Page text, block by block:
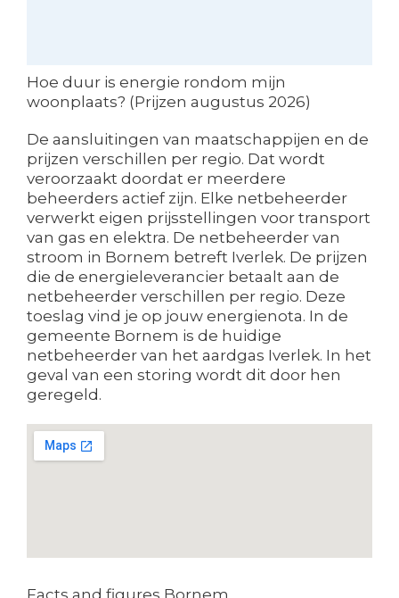
Hoe duur is energie rondom mijn
woonplaats? (Prijzen augustus 2026)
De aansluitingen van maatschappijen en de
prijzen verschillen per regio. Dat wordt
veroorzaakt doordat er meerdere
beheerders actief zijn. Elke netbeheerder
verwerkt eigen prijsstellingen voor transport
van gas en elektra. De netbeheerder van
stroom in Bornem betreft Iverlek. De prijzen
die de energieleverancier betaalt aan de
netbeheerder verschillen per regio. Deze
toeslag vind je op jouw energienota. In de
gemeente Bornem is de huidige
netbeheerder van het aardgas Iverlek. In het
geval van een storing wordt dit door hen
geregeld.
Facts and figures Bornem